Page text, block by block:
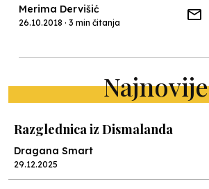
Merima Dervišić
26.10.2018 · 3 min čitanja
Najnovije
Razglednica iz Dismalanda
Dragana Smart
29.12.2025